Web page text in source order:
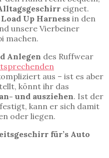
eignet.
Up Harnessin den
unsere Vierbeiner
machen.
Anlegen des Ruffwear
aus – ist es aber
könnt ihr das
und ausziehen. Ist der
kann er sich damit
oder liegen.
für’s Auto